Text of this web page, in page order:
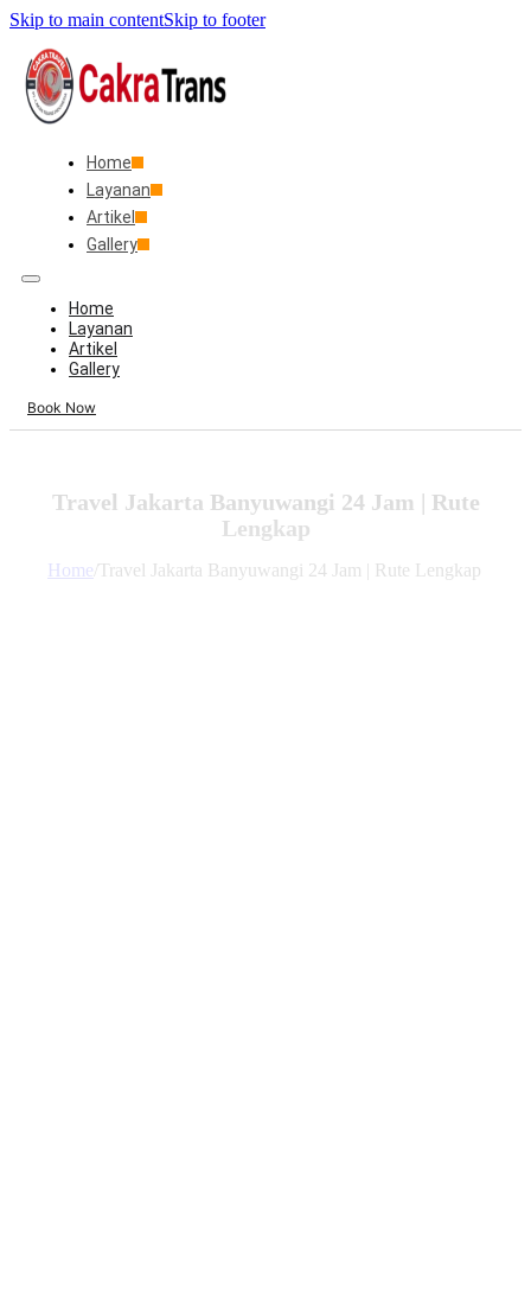
Skip to main contentSkip to footer
Home
Layanan
Artikel
Gallery
Home
Layanan
Artikel
Gallery
Book Now
Travel Jakarta Banyuwangi 24 Jam | Rute
Lengkap
Home Travel Jakarta Banyuwangi 24 Jam | Rute Lengkap